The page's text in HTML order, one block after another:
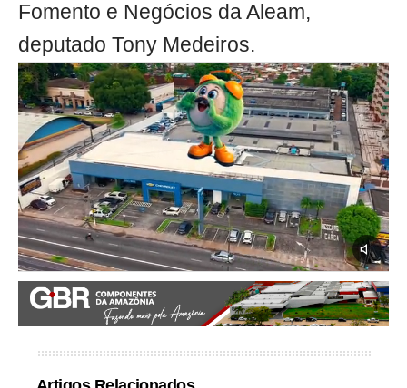
Fomento e Negócios da Aleam,
deputado Tony Medeiros.